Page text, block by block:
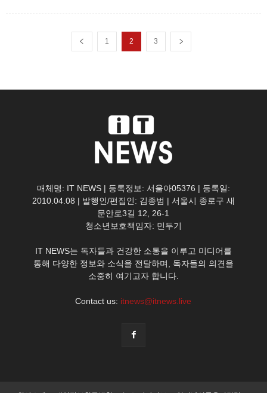
1 2 3
매체명: IT NEWS | 등록정보: 서울아05376 | 등록일:
2010.04.08 | 발행인/편집인: 김종범 | 서울시 종로구 새
문안로3길 12, 26-1
청소년보호책임자: 민두기
IT NEWS는 독자들과 건강한 소통을 이루고 미디어를
통해 다양한 정보와 소식을 전달하며, 독자들의 의견을
소중히 여기고자 합니다.
Contact us: itnews@itnews.live